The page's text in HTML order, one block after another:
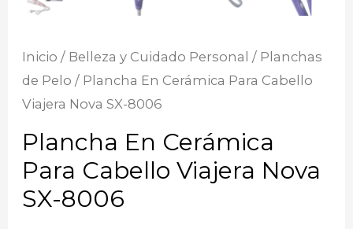
Inicio / Belleza y Cuidado Personal / Planchas
de Pelo / Plancha En Cerámica Para Cabello
Viajera Nova SX-8006
Plancha En Cerámica
Para Cabello Viajera Nova
SX-8006